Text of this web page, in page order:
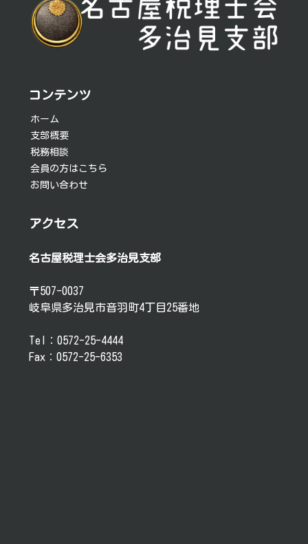
コンテンツ
ホーム
支部概要
税務相談
会員の方はこちら
お問い合わせ
アクセス
名古屋税理士会多治見支部
〒507-0037
岐阜県多治見市音羽町4丁目25番地
Tel：0572-25-4444
Fax：0572-25-6353